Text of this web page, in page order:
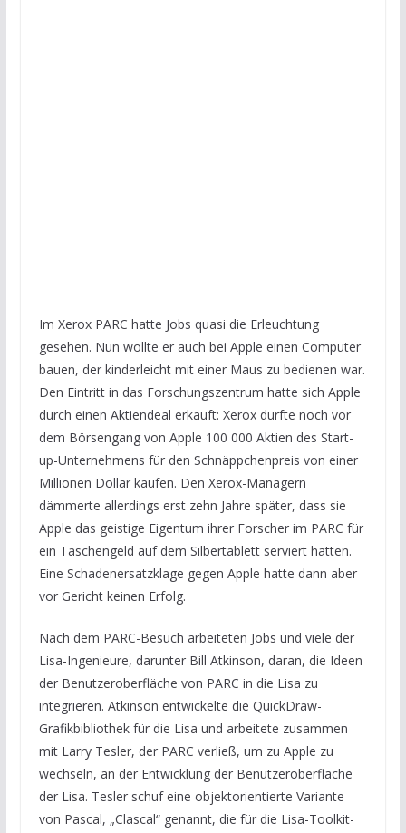
Im Xerox PARC hatte Jobs quasi die Erleuchtung
gesehen. Nun wollte er auch bei Apple einen Computer
bauen, der kinderleicht mit einer Maus zu bedienen war.
Den Eintritt in das Forschungszentrum hatte sich Apple
durch einen Aktiendeal erkauft: Xerox durfte noch vor
dem Börsengang von Apple 100 000 Aktien des Start-
up-Unternehmens für den Schnäppchenpreis von einer
Millionen Dollar kaufen. Den Xerox-Managern
dämmerte allerdings erst zehn Jahre später, dass sie
Apple das geistige Eigentum ihrer Forscher im PARC für
ein Taschengeld auf dem Silbertablett serviert hatten.
Eine Schadenersatzklage gegen Apple hatte dann aber
vor Gericht keinen Erfolg.
Nach dem PARC-Besuch arbeiteten Jobs und viele der
Lisa-Ingenieure, darunter Bill Atkinson, daran, die Ideen
der Benutzeroberfläche von PARC in die Lisa zu
integrieren. Atkinson entwickelte die QuickDraw-
Grafikbibliothek für die Lisa und arbeitete zusammen
mit Larry Tesler, der PARC verließ, um zu Apple zu
wechseln, an der Entwicklung der Benutzeroberfläche
der Lisa. Tesler schuf eine objektorientierte Variante
von Pascal, „Clascal“ genannt, die für die Lisa-Toolkit-